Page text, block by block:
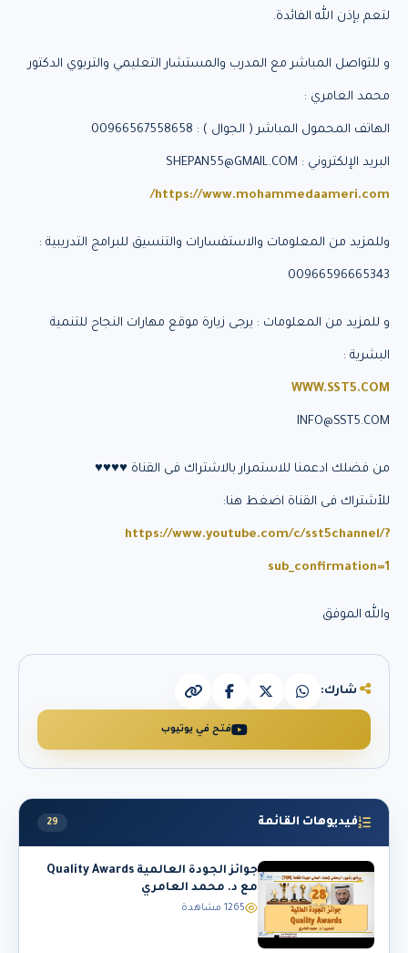
لتعم بإذن الله الفائدة.
و للتواصل المباشر مع المدرب والمستشار التعليمي والتربوي الدكتور
محمد العامري :
الهاتف المحمول المباشر ( الجوال ) : 00966567558658
البريد الإلكتروني : SHEPAN55@GMAIL.COM
https://www.mohammedaameri.com/
وللمزيد من المعلومات والاستفسارات والتنسيق للبرامج التدريبية :
00966596665343
و للمزيد من المعلومات : يرجى زيارة موقع مهارات النجاح للتنمية
البشرية :
WWW.SST5.COM
INFO@SST5.COM
من فضلك ادعمنا للاستمرار بالاشتراك فى القناة ♥♥♥♥
للأشتراك فى القناة اضغط هنا:
https://www.youtube.com/c/sst5channel/?
sub_confirmation=1
والله الموفق
شارك:
فتح في يوتيوب
فيديوهات القائمة 29
جوائز الجودة العالمية Quality Awards
مع د. محمد العامري
1265 مشاهدة